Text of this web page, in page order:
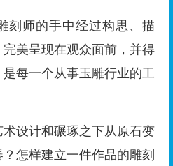
刻师的手中经过构思、描
美呈现在观众面前，并得
每一个从事玉雕行业的工
设计和碾琢之下从原石变
怎样建立一件作品的雕刻